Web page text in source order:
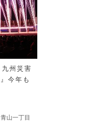
州災害
今年も
青山一丁目